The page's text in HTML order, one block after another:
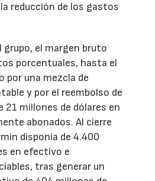
reducción de los gastos
grupo, el margen bruto
porcentuales, hasta el
por una mezcla de
y por el reembolso de
21 millones de dólares en
abonados. Al cierre
disponía de 4.400
en efectivo e
tras generar un